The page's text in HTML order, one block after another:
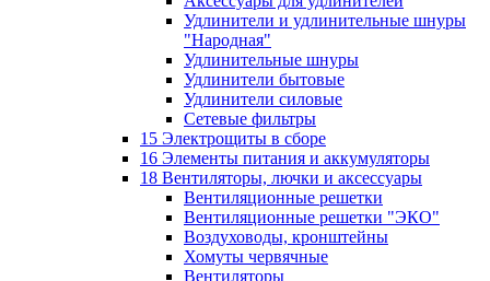
Удлинители и удлинительные шнуры
"Народная"
Удлинительные шнуры
Удлинители бытовые
Удлинители силовые
Сетевые фильтры
15 Электрощиты в сборе
16 Элементы питания и аккумуляторы
18 Вентиляторы, лючки и аксессуары
Вентиляционные решетки
Вентиляционные решетки "ЭКО"
Воздуховоды, кронштейны
Хомуты червячные
Вентиляторы